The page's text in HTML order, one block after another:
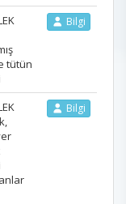
tütün
Bilgi
Bilgi